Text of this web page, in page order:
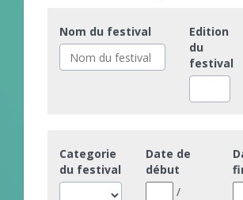
Nom du festival
Edition
du
festival
Categorie
du festival
Date de
début
/